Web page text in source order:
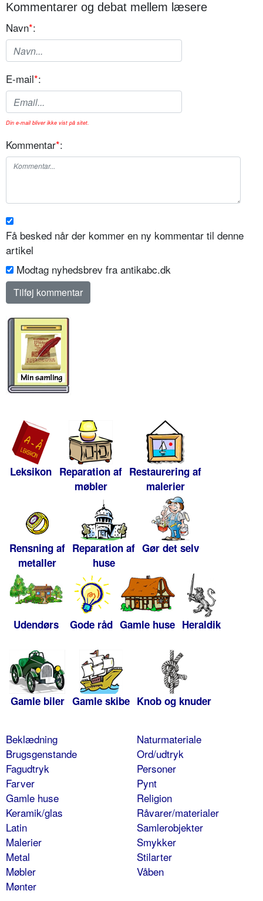
Kommentarer og debat mellem læsere
Navn*:
E-mail*:
Din e-mail bliver ikke vist på sitet.
Kommentar*:
Få besked når der kommer en ny kommentar til denne
artikel
Modtag nyhedsbrev fra antikabc.dk
Leksikon Reparation af
møbler
Restaurering af
malerier
Rensning af
metaller
Reparation af
huse
Gør det selv
Udendørs Gode råd Gamle huse Heraldik
Gamle biler Gamle skibe Knob og knuder
Beklædning
Brugsgenstande
Fagudtryk
Farver
Gamle huse
Keramik/glas
Latin
Malerier
Metal
Møbler
Mønter
Naturmateriale
Ord/udtryk
Personer
Pynt
Religion
Råvarer/materialer
Samlerobjekter
Smykker
Stilarter
Våben